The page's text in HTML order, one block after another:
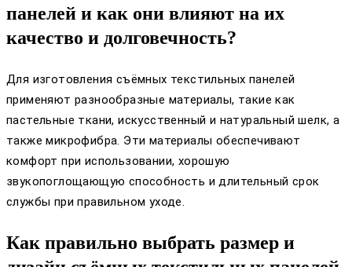
панелей и как они влияют на их
качество и долговечность?
Для изготовления съёмных текстильных панелей
применяют разнообразные материалы, такие как
пастельные ткани, искусственный и натуральный шелк, а
также микрофибра. Эти материалы обеспечивают
комфорт при использовании, хорошую
звукопоглощающую способность и длительный срок
службы при правильном уходе.
Как правильно выбрать размер и